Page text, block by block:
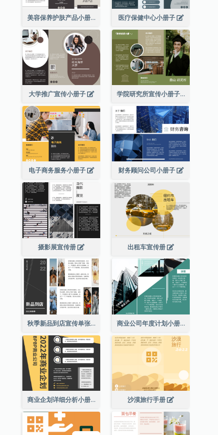
美容保养护肤产品小册子 医疗保健中心小册子
大学推广宣传小册子 学院研究所宣传小册子
电子商务服务小册子 财务顾问公司小册子
摄影展宣传册 出租车宣传册
秋季新品到店宣传单张(附图) 商业公司年度计划小册子
商业企划详细分析小册子 沙漠旅行手册